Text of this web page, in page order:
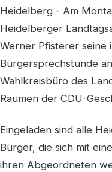
Heidelberg - Am
Heidelberger
Werner Pfisterer seine
Bürgersprechstunde
Wahlkreisbüro des
Räumen der CDU-
Eingeladen sind alle
Bürger, die sich mit
ihren Abgeordneten